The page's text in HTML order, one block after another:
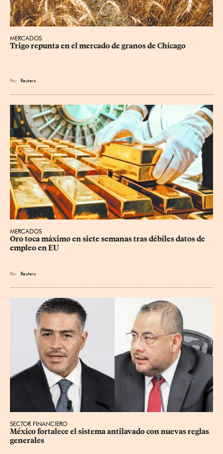
MERCADOS
Trigo repunta en el mercado de granos de Chicago
Por Reuters
MERCADOS
Oro toca máximo en siete semanas tras débiles datos de
empleo en EU
Por Reuters
SECTOR FINANCIERO
México fortalece el sistema antilavado con nuevas reglas
generales